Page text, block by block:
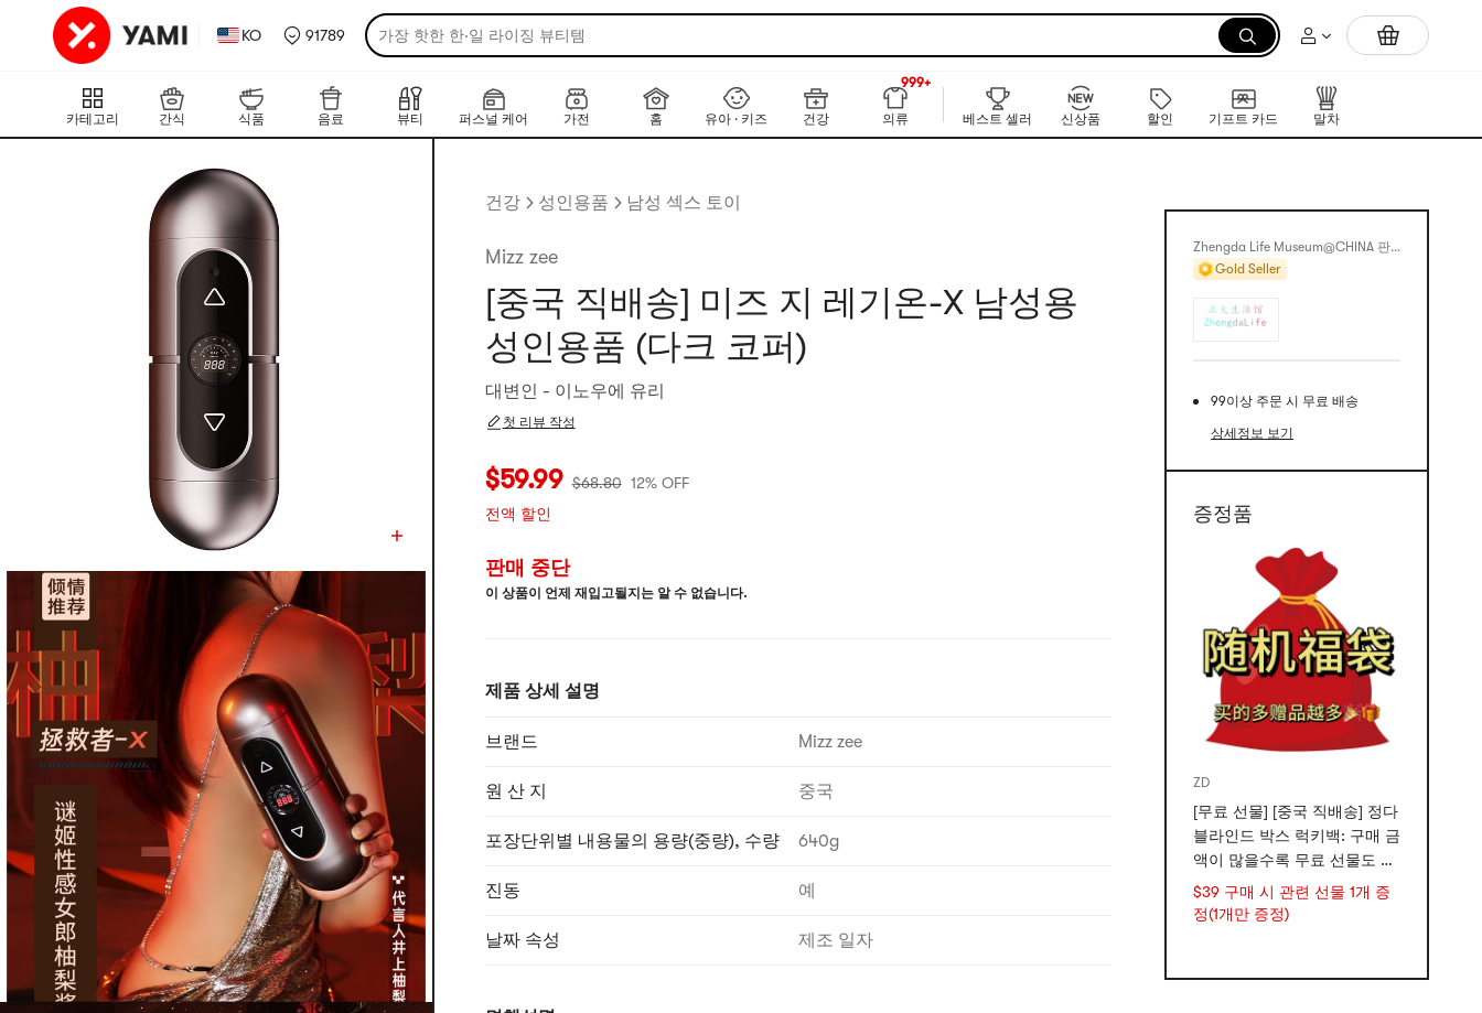
KO 91789 가장 핫한 한·일 라이징 뷰티템 먼저 만나는 K-뷰티 신작 라인업
카테고리 간식 식품 음료 뷰티 퍼스널 케어 가전 홈 유아 · 키즈 건강 의류
NEW
999+
베스트 셀러
신상품 할인 기프트 카드 말차
건강 성인용품 남성 섹스 토이
Mizz zee
[중국 직배송] 미즈 지 레기온-X 남성용
성인용품 (다크 코퍼)
대변인 - 이노우에 유리
첫 리뷰 작성
현재 가격: $59.99
$59.99 $68.80 12% OFF
전액 할인
판매 중단
이 상품이 언제 재입고될지는 알 수 없습니다.
제품 상세 설명
브랜드 Mizz zee
원 산 지 중국
포장단위별 내용물의 용량(중량), 수량 640g
진동 예
날짜 속성 제조 일자
Zhengda Life Museum@CHINA 판매
Gold Seller
99이상 주문 시 무료 배송
상세정보 보기
증정품
ZD
[무료 선물] [중국 직배송] 정다
블라인드 박스 럭키백: 구매 금
액이 많을수록 무료 선물도 많
아집니다.
$39 구매 시 관련 선물 1개 증
정(1개만 증정)